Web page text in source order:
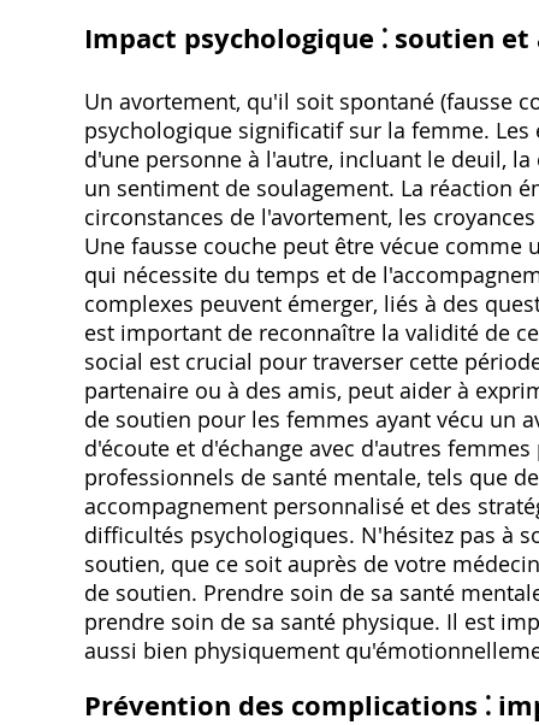
Impact psychologique ⁚ soutien
Un avortement, qu'il soit spontané (fausse
psychologique significatif sur la femme.
d'une personne à l'autre, incluant le deuil,
un sentiment de soulagement. La réaction
circonstances de l'avortement, les
Une fausse couche peut être vécue
qui nécessite du temps et de
complexes peuvent émerger, liés à des
est important de reconnaître la validité de
social est crucial pour traverser cette
partenaire ou à des amis, peut aider à
de soutien pour les femmes ayant vécu un
d'écoute et d'échange avec d'autres
professionnels de santé mentale, tels que
accompagnement personnalisé et des
difficultés psychologiques. N'hésitez pas à
soutien, que ce soit auprès de votre
de soutien. Prendre soin de sa santé
prendre soin de sa santé physique. Il est
aussi bien physiquement
Prévention des complications ⁚